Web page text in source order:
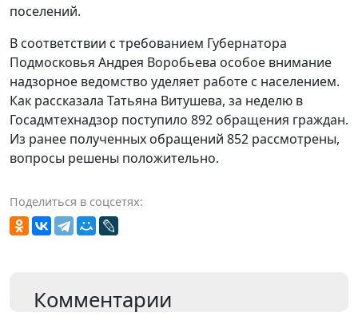
поселений.
В соответствии с требованием Губернатора
Подмосковья Андрея Воробьева особое внимание
надзорное ведомство уделяет работе с населением.
Как рассказала Татьяна Витушева, за неделю в
Госадмтехнадзор поступило 892 обращения граждан.
Из ранее полученных обращений 852 рассмотрены,
вопросы решены положительно.
Поделиться в соцсетях:
Комментарии